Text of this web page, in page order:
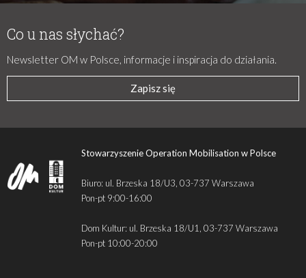
Co u nas słychać?
Newsletter OM w Polsce, informacje i inspiracja do działania.
Zapisz się
Stowarzyszenie Operation Mobilisation w Polsce
Biuro: ul. Brzeska 18/U3, 03-737 Warszawa
Pon-pt 9:00-16:00
Dom Kultur: ul. Brzeska 18/U1, 03-737 Warszawa
Pon-pt 10:00-20:00